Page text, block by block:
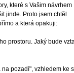
které s Vašim návrhem
jinde. Proto jsem chtěl
a která opakuji:
prostoru. Jaký bude
pozadí", vzhledem ke